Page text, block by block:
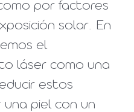
por factores
solar. En
el
láser como una
estos
piel con un